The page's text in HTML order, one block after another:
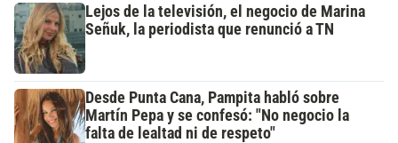
Lejos de la televisión, el negocio de Marina
Señuk, la periodista que renunció a TN
Desde Punta Cana, Pampita habló sobre
Martín Pepa y se confesó: "No negocio la
falta de lealtad ni de respeto"